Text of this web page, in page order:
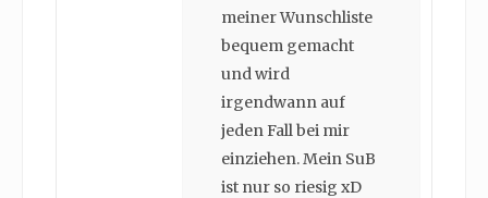
meiner Wunschliste
bequem gemacht
und wird
irgendwann auf
jeden Fall bei mir
einziehen. Mein SuB
ist nur so riesig xD